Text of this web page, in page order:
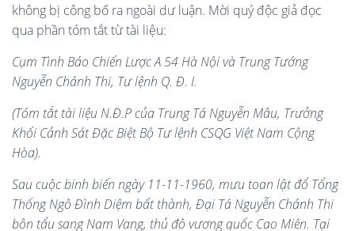
không bị công bố ra ngoài dư luận. Mời quý độc giả đọc
qua phần tóm tắt từ tài liệu:
Cụm Tình Báo Chiến Lược A 54 Hà Nội và Trung Tướng
Nguyễn Chánh Thi, Tư lệnh Q. Đ. I.
(Tóm tắt tài liệu N.Đ.P của Trung Tá Nguyễn Mâu, Trưởng
Khối Cảnh Sát Đặc Biệt Bộ Tư lệnh CSQG Việt Nam Cộng
Hòa).
Sau cuộc binh biến ngày 11-11-1960, mưu toan lật đổ Tổng
Thống Ngô Đình Diệm bất thành, Đại Tá Nguyễn Chánh Thi
bôn tẩu sang Nam Vang, thủ đô vương quốc Cao Miên. Tại